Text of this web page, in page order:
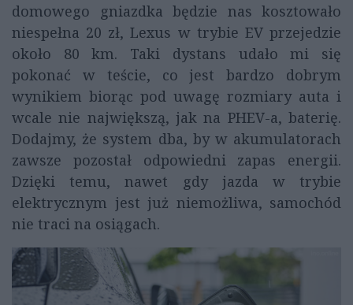
domowego gniazdka będzie nas kosztowało
niespełna 20 zł, Lexus w trybie EV przejedzie
około 80 km. Taki dystans udało mi się
pokonać w teście, co jest bardzo dobrym
wynikiem biorąc pod uwagę rozmiary auta i
wcale nie największą, jak na PHEV-a, baterię.
Dodajmy, że system dba, by w akumulatorach
zawsze pozostał odpowiedni zapas energii.
Dzięki temu, nawet gdy jazda w trybie
elektrycznym jest już niemożliwa, samochód
nie traci na osiągach.